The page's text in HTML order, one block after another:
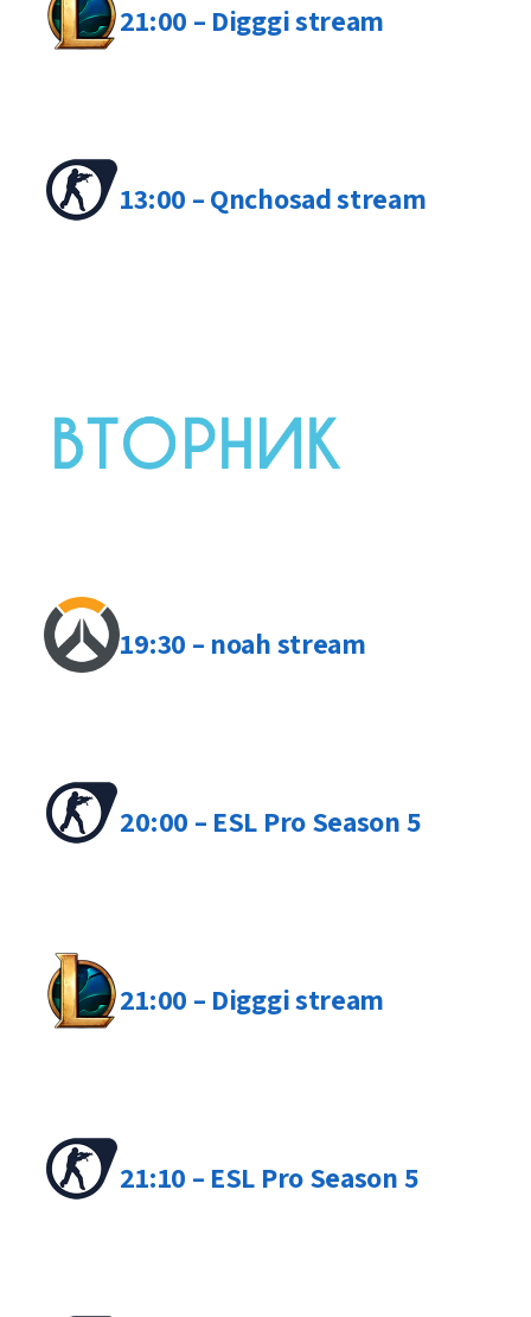
21:00 – Digggi stream
13:00 – Qnchosad stream
19:30 – noah stream
20:00 – ESL Pro Season 5
21:00 – Digggi stream
21:10 – ESL Pro Season 5